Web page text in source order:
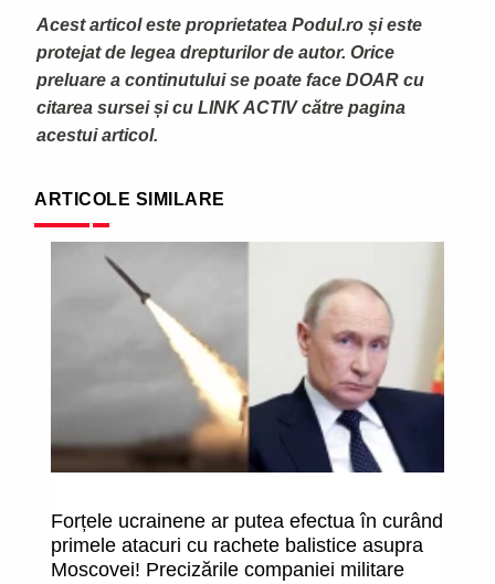
Acest articol este proprietatea Podul.ro și este
protejat de legea drepturilor de autor. Orice
preluare a continutului se poate face DOAR cu
citarea sursei și cu LINK ACTIV către pagina
acestui articol.
ARTICOLE SIMILARE
Forțele ucrainene ar putea efectua în curând
primele atacuri cu rachete balistice asupra
Moscovei! Precizările companiei militare